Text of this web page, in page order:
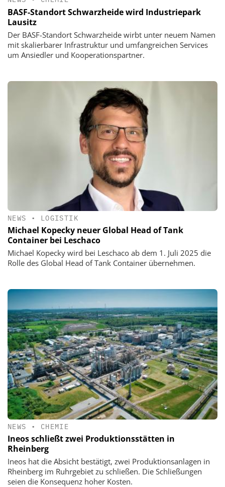
BASF-Standort Schwarzheide wird Industriepark
Lausitz
Der BASF-Standort Schwarzheide wirbt unter neuem Namen
mit skalierbarer Infrastruktur und umfangreichen Services
um Ansiedler und Kooperationspartner.
NEWS • LOGISTIK
Michael Kopecky neuer Global Head of Tank
Container bei Leschaco
Michael Kopecky wird bei Leschaco ab dem 1. Juli 2025 die
Rolle des Global Head of Tank Container übernehmen.
NEWS • CHEMIE
Ineos schließt zwei Produktionsstätten in
Rheinberg
Ineos hat die Absicht bestätigt, zwei Produktionsanlagen in
Rheinberg im Ruhrgebiet zu schließen. Die Schließungen
seien die Konsequenz hoher Kosten.